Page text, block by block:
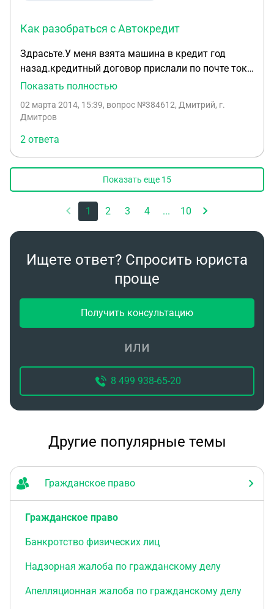
Как разобраться с Автокредит
Здрасьте.У меня взята машина в кредит год
назад.кредитный договор прислали по почте тока
что.и то с другого банка.выяснил что мой кредит
даже в известность непоставили.но вопрос вот в
43900 итого 470т.р а кредит выдан на 600т.р в
банке молчат и немогу дозвониться.как
разобраться куда и на что ушли 130т.руб и что
можно с этим сделать?
Показать полностью
02 марта 2014, 15:39, вопрос №384612, Дмитрий, г.
Дмитров
2 ответа
Показать еще 15
1 2 3 4 ... 10
Ищете ответ? Спросить юриста
проще
Получить консультацию
или
8 499 938-65-20
Другие популярные темы
Гражданское право
Гражданское право
Банкротство физических лиц
Надзорная жалоба по гражданскому делу
Апелляционная жалоба по гражданскому делу